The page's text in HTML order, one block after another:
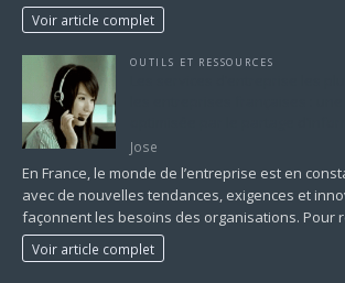
Voir article complet
OUTILS ET RESSOURCES
Jose
En France, le monde de l’entreprise est en
avec de nouvelles tendances, exigences et
façonnent les besoins des organisations. Pour
Voir article complet